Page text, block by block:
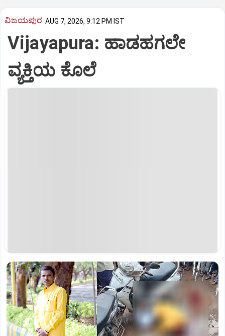
ವಿಜಯಪುರ AUG 7, 2026, 9:12 PM IST
Vijayapura: ಹಾಡಹಗಲೇ
ವ್ಯಕ್ತಿಯ ಕೊಲೆ